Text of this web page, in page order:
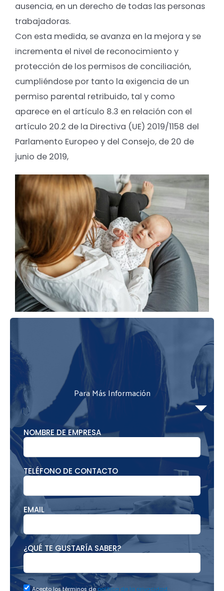
ausencia, en un derecho de todas las personas
trabajadoras.
Con esta medida, se avanza en la mejora y se
incrementa el nivel de reconocimiento y
protección de los permisos de conciliación,
cumpliéndose por tanto la exigencia de un
permiso parental retribuido, tal y como
aparece en el artículo 8.3 en relación con el
artículo 20.2 de la Directiva (UE) 2019/1158 del
Parlamento Europeo y del Consejo, de 20 de
junio de 2019,
Para Más Información
NOMBRE DE EMPRESA
TELÉFONO DE CONTACTO
EMAIL
¿QUÉ TE GUSTARÍA SABER?
Acepto los términos depolítica de la privacidad.